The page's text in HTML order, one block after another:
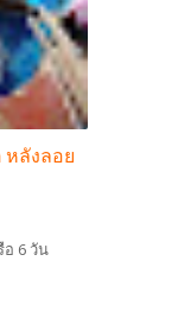
หลังลอย
อ 6 วัน